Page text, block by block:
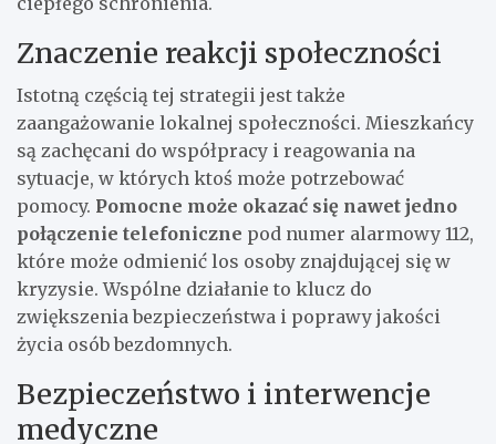
Znaczenie reakcji społeczności
Istotną częścią tej strategii jest także
zaangażowanie lokalnej społeczności. Mieszkańcy
są zachęcani do współpracy i reagowania na
sytuacje, w których ktoś może potrzebować
pomocy. Pomocne może okazać się nawet jedno
połączenie telefoniczne pod numer alarmowy 112,
które może odmienić los osoby znajdującej się w
kryzysie. Wspólne działanie to klucz do
zwiększenia bezpieczeństwa i poprawy jakości
życia osób bezdomnych.
Bezpieczeństwo i interwencje
medyczne